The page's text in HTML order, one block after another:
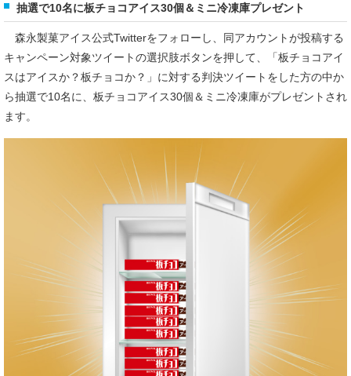
抽選で10名に板チョコアイス30個＆ミニ冷凍庫プレゼント
森永製菓アイス公式Twitterをフォローし、同アカウントが投稿する
キャンペーン対象ツイートの選択肢ボタンを押して、「板チョコアイ
スはアイスか？板チョコか？」に対する判決ツイートをした方の中か
ら抽選で10名に、板チョコアイス30個＆ミニ冷凍庫がプレゼントされ
ます。